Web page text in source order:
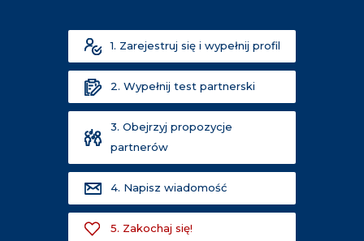
1. Zarejestruj się i wypełnij profil
2. Wypełnij test partnerski
3. Obejrzyj propozycje
partnerów
4. Napisz wiadomość
5. Zakochaj się!